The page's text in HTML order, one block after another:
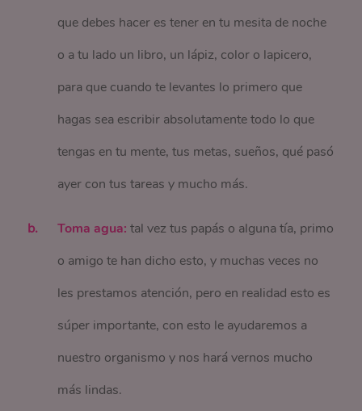
que debes hacer es tener en tu mesita de noche
o a tu lado un libro, un lápiz, color o lapicero,
para que cuando te levantes lo primero que
hagas sea escribir absolutamente todo lo que
tengas en tu mente, tus metas, sueños, qué pasó
ayer con tus tareas y mucho más.
Toma agua: tal vez tus papás o alguna tía, primo
o amigo te han dicho esto, y muchas veces no
les prestamos atención, pero en realidad esto es
súper importante, con esto le ayudaremos a
nuestro organismo y nos hará vernos mucho
más lindas.